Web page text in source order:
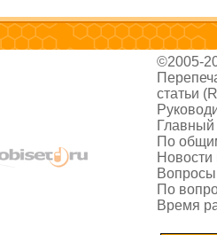
©2005-
статьи
По
Новости
Вопросы
По
Время